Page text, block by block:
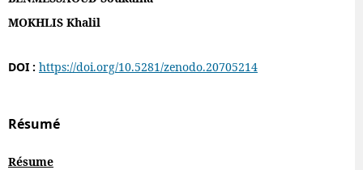
MOKHLIS Khalil
DOI : https://doi.org/10.5281/zenodo.20705214
Résumé
Résume